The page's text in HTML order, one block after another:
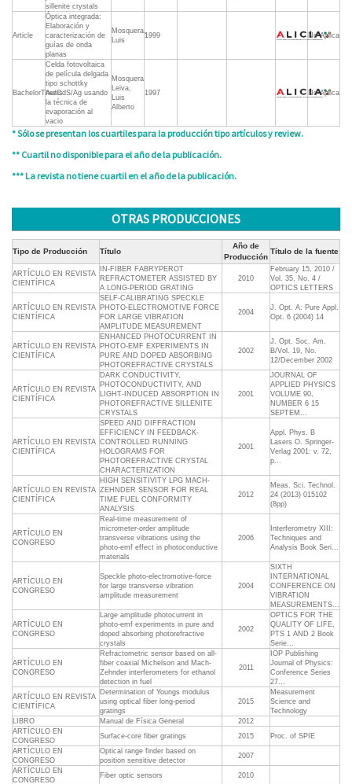
sillenite crystals
Article
Óptica integrada:
Elaboración y
caracterización de
guías de onda
planas
Mosquera,
Luis
1999 No Aplica
BachelorThesis
Celda fotovoltaica
de película delgada
tipo schottky
Au/CdS/Ag usando
la técnica de
evaporación al
vacio
Mosquera
Leiva,
Luis
Alberto
1997 No Aplica
* Sólo se presentan los cuartiles para la producción tipo artículos y review.
** Cuartil no disponible para el año de la publicación.
*** La revista no tiene cuartil en el año de la publicación.
OTRAS PRODUCCIONES
Tipo de Producción Título
Año de
Producción
Título de la fuente
ARTÍCULO EN REVISTA
CIENTÍFICA
IN-FIBER FABRYPEROT
REFRACTOMETER ASSISTED BY
A LONG-PERIOD GRATING
2010
February 15, 2010 /
Vol. 35, No. 4 /
OPTICS LETTERS
ARTÍCULO EN REVISTA
CIENTÍFICA
SELF-CALIBRATING SPECKLE
PHOTO-ELECTROMOTIVE FORCE
FOR LARGE VIBRATION
AMPLITUDE MEASUREMENT
2004
J. Opt. A: Pure Appl.
Opt. 6 (2004) 14
ARTÍCULO EN REVISTA
CIENTÍFICA
ENHANCED PHOTOCURRENT IN
PHOTO-EMF EXPERIMENTS IN
PURE AND DOPED ABSORBING
PHOTOREFRACTIVE CRYSTALS
2002
J. Opt. Soc. Am.
B/Vol. 19, No.
12/December 2002
ARTÍCULO EN REVISTA
CIENTÍFICA
DARK CONDUCTIVITY,
PHOTOCONDUCTIVITY, AND
LIGHT-INDUCED ABSORPTION IN
PHOTOREFRACTIVE SILLENITE
CRYSTALS
2001
JOURNAL OF
APPLIED PHYSICS
VOLUME 90,
NUMBER 6 15
SEPTEM...
ARTÍCULO EN REVISTA
CIENTÍFICA
SPEED AND DIFFRACTION
EFFICIENCY IN FEEDBACK-
CONTROLLED RUNNING
HOLOGRAMS FOR
PHOTOREFRACTIVE CRYSTAL
CHARACTERIZATION
2001
Appl. Phys. B 
Lasers O. Springer-
Verlag 2001: v. 72,
p...
ARTÍCULO EN REVISTA
CIENTÍFICA
HIGH SENSITIVITY LPG MACH-
ZEHNDER SENSOR FOR REAL
TIME FUEL CONFORMITY
ANALYSIS
2012
Meas. Sci. Technol.
24 (2013) 015102
(8pp)
ARTÍCULO EN
CONGRESO
Real-time measurement of
micrometer-order amplitude
transverse vibrations using the
photo-emf effect in photoconductive
materials
2006
Interferometry XIII:
Techniques and
Analysis Book Seri...
ARTÍCULO EN
CONGRESO
Speckle photo-electromotive-force
for large transverse vibration
amplitude measurement
2004
SIXTH
INTERNATIONAL
CONFERENCE ON
VIBRATION
MEASUREMENTS...
ARTÍCULO EN
CONGRESO
Large amplitude photocurrent in
photo-emf experiments in pure and
doped absorbing photorefractive
crystals
2002
OPTICS FOR THE
QUALITY OF LIFE,
PTS 1 AND 2 Book
Serie...
ARTÍCULO EN
CONGRESO
Refractometric sensor based on all-
fiber coaxial Michelson and Mach-
Zehnder interferometers for ethanol
detection in fuel
2011
IOP Publishing
Journal of Physics:
Conference Series
27...
ARTÍCULO EN REVISTA
CIENTÍFICA
Determination of Youngs modulus
using optical fiber long-period
gratings
2015
Measurement
Science and
Technology
LIBRO
Manual de Física General
2012
ARTÍCULO EN
CONGRESO
Surface-core fiber gratings 2015
Proc. of SPIE
ARTÍCULO EN
CONGRESO
Optical range finder based on
position sensitive detector
2007
ARTÍCULO EN
CONGRESO
Fiber optic sensors
2010